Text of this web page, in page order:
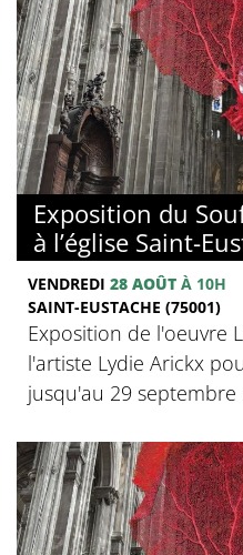
Exposition du
à l’église Saint-
VENDREDI 28 AOÛT À 10H
SAINT-EUSTACHE (75001)
Exposition de l'oeuvre
l'artiste Lydie Arickx
jusqu'au 29 septembre